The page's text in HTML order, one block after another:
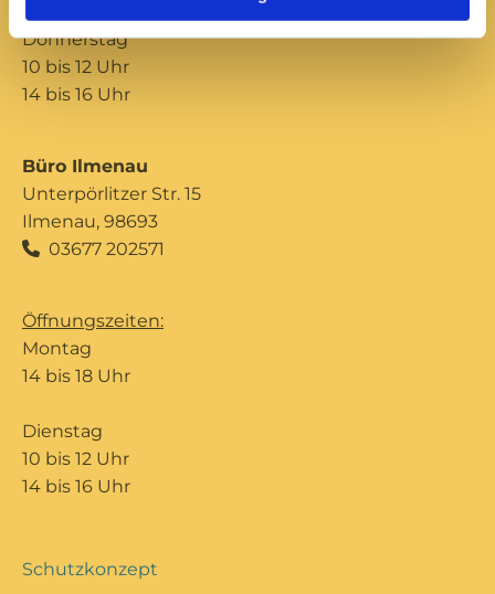
Donnerstag
10 bis 12 Uhr
14 bis 16 Uhr
Büro Ilmenau
Unterpörlitzer Str. 15
Ilmenau, 98693
 03677 202571
Öffnungszeiten:
Montag
14 bis 18 Uhr
Dienstag
10 bis 12 Uhr
14 bis 16 Uhr
Schutzkonzept